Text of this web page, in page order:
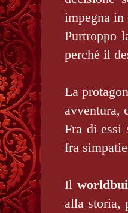
impegna
Purtroppo
perché il
La
avventura,
Fra di essi
fra
Il
alla storia,